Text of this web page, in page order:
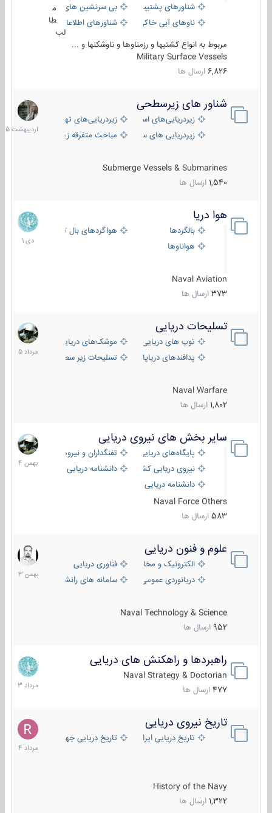
شناورهای پشتیبانی
بی سرنشین های دریایی
ناوهای آبی خاکی و نیروبرشناورهای اطلاعاتی و جاسوسی
طا
لب
مربوط به انواع کشتیها و رزمناوها و ناوشکنها و ...
Military Surface Vessels
6,826 ارسال ها
شناور های زیرسطحی
زیردریایی‌های استراتژیکزیردریایی‌های تهاجمی
زیردریایی های سبک
مباحث متفرقه زیرسطحی
Submerge Vessels & Submarines
1,540 ارسال ها
31
1405
هوا دریا
بالگردها
هواگردهای بال ثابت
هواناوها
Naval Aviation
373 ارسال ها
12
دی
1401
تسلیحات دریایی
توپ های دریایی
موشک‌های دریایی
پدافندهای دریاپایه
تسلیحات زیر سطحی
Naval Warfare
1,802 ارسال ها
2
مرداد
1405
سایر بخش های نیروی دریایی
پایگاه‌های دریایی
تفنگداران و نیروهای ویژه‌ی دریایی
نیروی دریایی کشورهای مختلفدانشنامه دریایی
دانشنامه دریایی کپی
Naval Force Others
583 ارسال ها
22
بهمن
1404
علوم و فنون دریایی
الکترونیک و مخابرات دریاییفناوری دریایی
دریانوردی عمومی
سامانه های رانشی دریایی
Naval Technology & Science
952 ارسال ها
6
بهمن
1403
راهبردها و راهکنش های دریایی
Naval Strategy & Doctorian
477 ارسال ها
2
مرداد
1403
تاریخ نیروی دریایی
تاریخ دریایی ایران تاریخ دریایی جهان
History of the Navy
1,322 ارسال ها
16
مرداد
1404